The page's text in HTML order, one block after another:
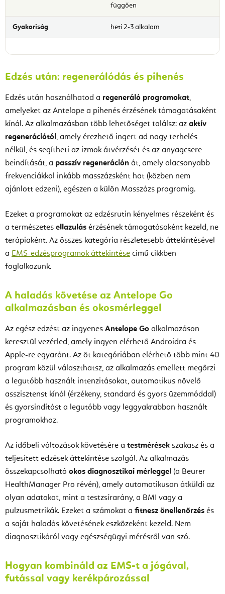
függően
Gyakoriság heti 2-3 alkalom
Edzés után: regenerálódás és pihenés
Edzés után használhatod a regeneráló programokat,
amelyeket az Antelope a pihenés érzésének támogatásaként
kínál. Az alkalmazásban több lehetőséget találsz: az aktív
regenerációtól, amely érezhető ingert ad nagy terhelés
nélkül, és segítheti az izmok átvérzését és az anyagcsere
beindítását, a passzív regeneráción át, amely alacsonyabb
frekvenciákkal inkább masszázsként hat (közben nem
ajánlott edzeni), egészen a külön Masszázs programig.
Ezeket a programokat az edzésrutin kényelmes részeként és
a természetes ellazulás érzésének támogatásaként kezeld, ne
terápiaként. Az összes kategória részletesebb áttekintésével
a EMS-edzésprogramok áttekintése című cikkben
foglalkozunk.
A haladás követése az Antelope Go
alkalmazásban és okosmérleggel
Az egész edzést az ingyenes Antelope Go alkalmazáson
keresztül vezérled, amely ingyen elérhető Androidra és
Apple-re egyaránt. Az öt kategóriában elérhető több mint 40
program közül választhatsz, az alkalmazás emellett megőrzi
a legutóbb használt intenzitásokat, automatikus növelő
asszisztenst kínál (érzékeny, standard és gyors üzemmóddal)
és gyorsindítást a legutóbb vagy leggyakrabban használt
programokhoz.
Az időbeli változások követésére a testmérések szakasz és a
teljesített edzések áttekintése szolgál. Az alkalmazás
összekapcsolható okos diagnosztikai mérleggel (a Beurer
HealthManager Pro révén), amely automatikusan átküldi az
olyan adatokat, mint a testzsírarány, a BMI vagy a
pulzusmetrikák. Ezeket a számokat a fitnesz önellenőrzés és
a saját haladás követésének eszközeként kezeld. Nem
diagnosztikáról vagy egészségügyi mérésről van szó.
Hogyan kombináld az EMS-t a jógával,
futással vagy kerékpározással